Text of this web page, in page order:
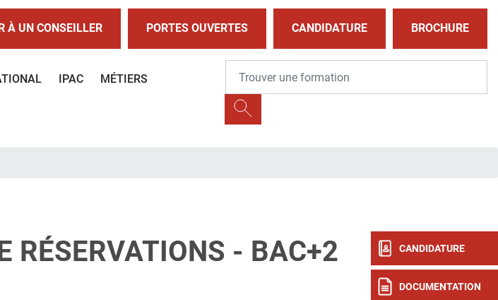
À UN CONSEILLER PORTES OUVERTES CANDIDATURE BROCHURE
IPAC MÉTIERS
CANDIDATURE
DOCUMENTATION
RÉSERVATIONS - BAC+2